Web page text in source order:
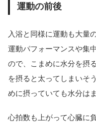
運動の前後
入浴と同様に運動も大量
運動パフォーマンスや集
ので、こまめに水分を摂
を摂ると太ってしまいそ
めに摂っていても水分は
心拍数も上がって心臓に